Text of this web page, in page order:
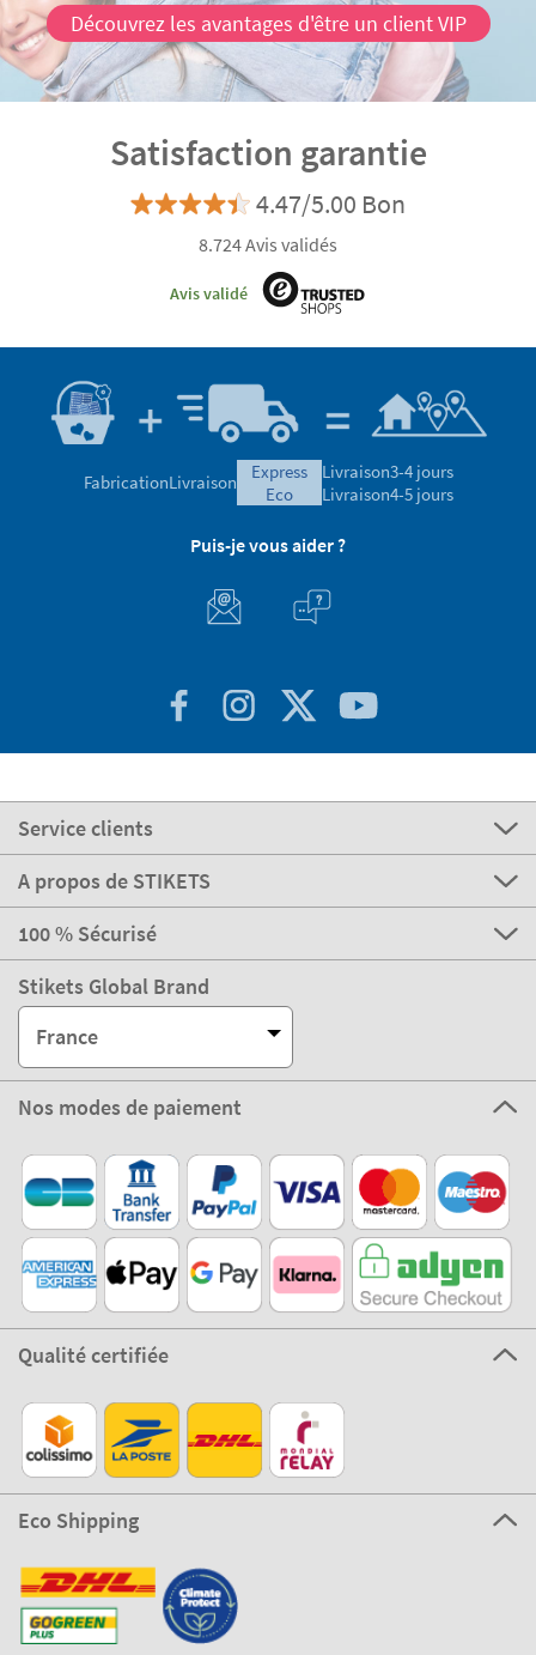
Découvrez les avantages d'être un client VIP
Satisfaction garantie
4.47/5.00 Bon
8.724 Avis validés
Avis validé
FabricationLivraison
express
eco
Livraison3-4 jours
Livraison4-5 jours
Puis-je vous aider ?
Service clients
A propos de STIKETS
100 % Sécurisé
Stikets Global Brand
France
Nos modes de paiement
Qualité certifiée
Eco Shipping